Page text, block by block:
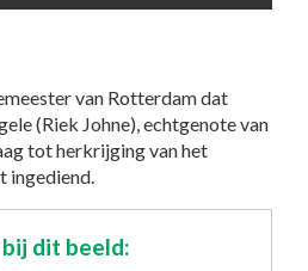
van Rotterdam dat
(Riek Johne), echtgenote van
tot herkrijging van het
ingediend.
dit beeld: